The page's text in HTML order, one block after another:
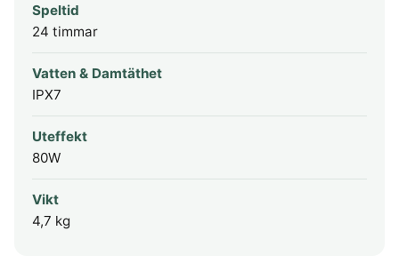
Speltid
24 timmar
Vatten & Damtäthet
IPX7
Uteffekt
80W
Vikt
4,7 kg